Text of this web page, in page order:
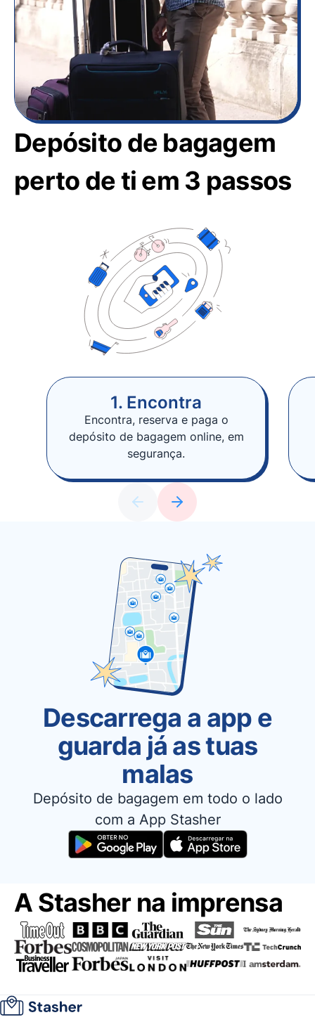
Depósito de bagagem
perto de ti em 3 passos
1. Encontra
Encontra, reserva e paga o
depósito de bagagem online, em
segurança.
Descarrega a app e
guarda já as tuas
malas
Depósito de bagagem em todo o lado
com a App Stasher
A Stasher na imprensa